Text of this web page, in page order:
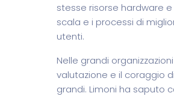
stesse risorse hardware
scala e i processi di
utenti.
Nelle grandi
valutazione e il coraggio
grandi. Limoni ha saputo